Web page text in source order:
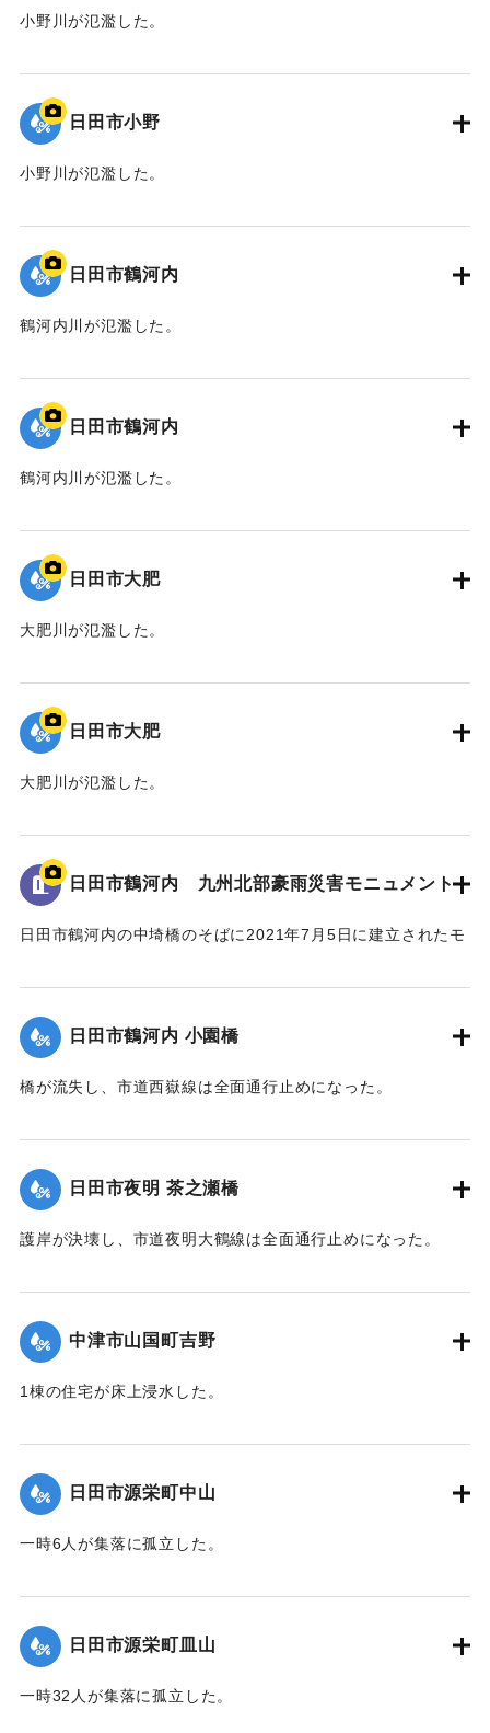
小野川が氾濫した。
｜固有コード:01203030
日田市小野
小野川が氾濫した。
｜固有コード:01203029
日田市鶴河内
鶴河内川が氾濫した。
｜固有コード:01203028
日田市鶴河内
鶴河内川が氾濫した。
｜固有コード:01203027
日田市大肥
大肥川が氾濫した。
｜固有コード:01203026
日田市大肥
大肥川が氾濫した。
｜固有コード:01203025
日田市鶴河内 九州北部豪雨災害モニュメント
日田市鶴河内の中埼橋のそばに2021年7月5日に建立されたモ
中埼橋の親柱2本を活用したもので、町内の被災状況を刻んだ
銘板が埋め込まれている。
右側面には浸水深と思われる赤い線が刻まれている。
2023年7月の豪雨では周辺の護岸が損傷し、家屋の敷地に被
【碑文】
町内被災状況
家屋流失 1戸
半壊・床上浸水 12戸
床下浸水 7戸
被災家屋 26戸（全体の74％）
当日の上官山降雨量
町内県道崩壊 8カ所
市道崩壊 6カ所
山林・河川・田畑崩壊多数
｜固有コード:
日田市鶴河内 小園橋
橋が流失し、市道西嶽線は全面通行止めになった。
｜固有コード:01203023
日田市夜明 茶之瀬橋
護岸が決壊し、市道夜明大鶴線は全面通行止めになった。
｜固有コード:01203022
中津市山国町吉野
1棟の住宅が床上浸水した。
｜固有コード:01203020
日田市源栄町中山
一時6人が集落に孤立した。
｜固有コード:01203016
日田市源栄町皿山
一時32人が集落に孤立した。